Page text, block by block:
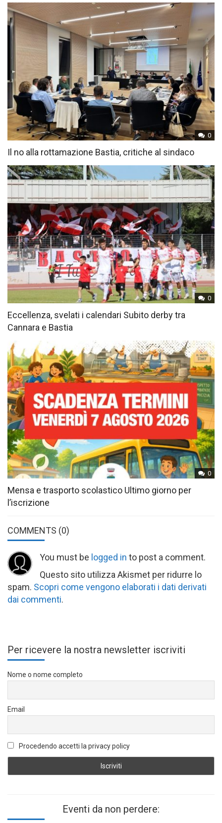
0
Il no alla rottamazione Bastia, critiche al sindaco
0
Eccellenza, svelati i calendari Subito derby tra
Cannara e Bastia
0
Mensa e trasporto scolastico Ultimo giorno per
l’iscrizione
COMMENTS (0)
You must be logged in to post a comment.
Questo sito utilizza Akismet per ridurre lo
spam. Scopri come vengono elaborati i dati derivati
dai commenti.
Per ricevere la nostra newsletter iscriviti
Nome o nome completo
Email
Procedendo accetti la privacy policy
Eventi da non perdere: